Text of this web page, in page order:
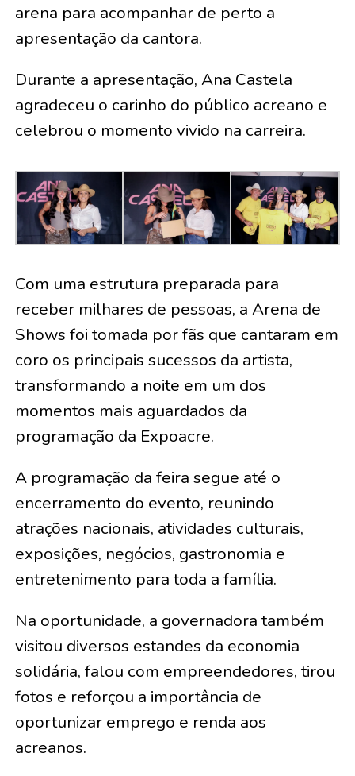
arena para acompanhar de perto a
apresentação da cantora.
Durante a apresentação, Ana Castela
agradeceu o carinho do público acreano e
celebrou o momento vivido na carreira.
Com uma estrutura preparada para
receber milhares de pessoas, a Arena de
Shows foi tomada por fãs que cantaram em
coro os principais sucessos da artista,
transformando a noite em um dos
momentos mais aguardados da
programação da Expoacre.
A programação da feira segue até o
encerramento do evento, reunindo
atrações nacionais, atividades culturais,
exposições, negócios, gastronomia e
entretenimento para toda a família.
Na oportunidade, a governadora também
visitou diversos estandes da economia
solidária, falou com empreendedores, tirou
fotos e reforçou a importância de
oportunizar emprego e renda aos
acreanos.